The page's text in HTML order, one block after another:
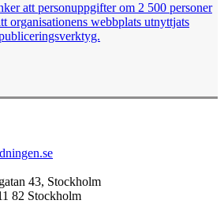
att personuppgifter om 2 500 personer
organisationens webbplats utnyttjats
43, Stockholm
82 Stockholm